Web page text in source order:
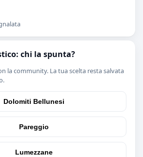
chi la spunta?
la community. La tua scelta resta salvata
Dolomiti Bellunesi
Pareggio
Lumezzane